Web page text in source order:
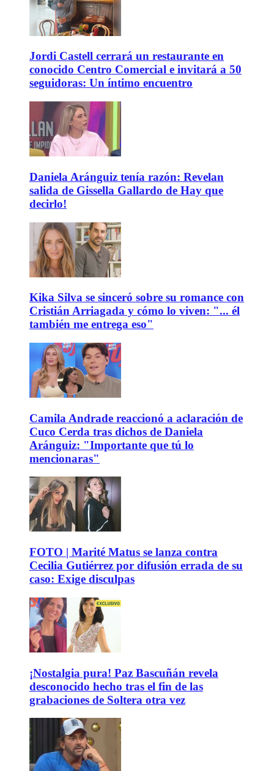
Jordi Castell cerrará un restaurante en
conocido Centro Comercial e invitará a 50
seguidoras: Un íntimo encuentro
Daniela Aránguiz tenía razón: Revelan
salida de Gissella Gallardo de Hay que
decirlo!
Kika Silva se sinceró sobre su romance con
Cristián Arriagada y cómo lo viven: "... él
también me entrega eso"
Camila Andrade reaccionó a aclaración de
Cuco Cerda tras dichos de Daniela
Aránguiz: "Importante que tú lo
mencionaras"
FOTO | Marité Matus se lanza contra
Cecilia Gutiérrez por difusión errada de su
caso: Exige disculpas
¡Nostalgia pura! Paz Bascuñán revela
desconocido hecho tras el fin de las
grabaciones de Soltera otra vez